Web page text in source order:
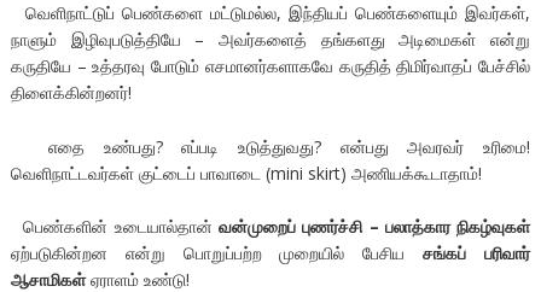
வெளிநாட்டுப் பெண்களை மட்டுமல்ல, இந்தியப் பெண்களையும் இவர்கள்,
நாளும் இழிவுபடுத்தியே – அவர்களைத் தங்களது அடிமைகள் என்று
கருதியே – உத்தரவு போடும் எசமானர்களாகவே கருதித் திமிர்வாதப் பேச்சில்
திளைக்கின்றனர்!
எதை உண்பது? எப்படி உடுத்துவது? என்பது அவரவர் உரிமை!
வெளிநாட்டவர்கள் குட்டைப் பாவாடை (mini skirt) அணியக்கூடாதாம்!
பெண்களின் உடையால்தான் வன்முறைப் புணர்ச்சி – பலாத்கார நிகழ்வுகள்
ஏற்படுகின்றன என்று பொறுப்பற்ற முறையில் பேசியசங்கப் பரிவார்
ஆசாமிகள்ஏராளம் உண்டு!